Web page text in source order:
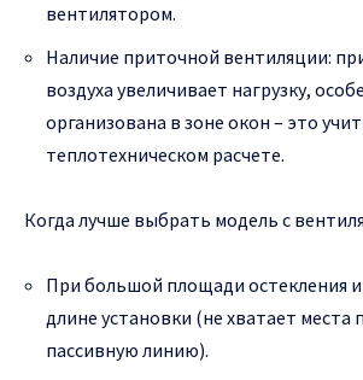
вентилятором.
Наличие приточной вентиляции:
воздуха увеличивает нагрузку,
организована в зоне окон – это
теплотехническом расчете.
Когда лучше выбрать модель с
При большой площади остекления
длине установки (не хватает места
пассивную линию).